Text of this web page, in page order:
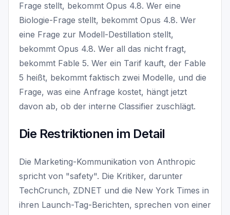
Frage stellt, bekommt Opus 4.8. Wer eine
Biologie-Frage stellt, bekommt Opus 4.8. Wer
eine Frage zur Modell-Destillation stellt,
bekommt Opus 4.8. Wer all das nicht fragt,
bekommt Fable 5. Wer ein Tarif kauft, der Fable
5 heißt, bekommt faktisch zwei Modelle, und die
Frage, was eine Anfrage kostet, hängt jetzt
davon ab, ob der interne Classifier zuschlägt.
Die Restriktionen im Detail
Die Marketing-Kommunikation von Anthropic
spricht von "safety". Die Kritiker, darunter
TechCrunch, ZDNET und die New York Times in
ihren Launch-Tag-Berichten, sprechen von einer